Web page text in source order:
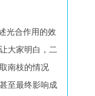
光合作用的效
大家明白，二
南枝的情况
至最终影响成